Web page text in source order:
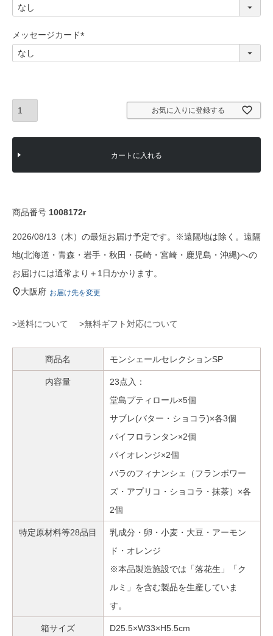
必
メッセージカード
必
お気に入りに登録する
カートに入れる
商品番号 1008172r
2026/08/13（木）の最短お届け予定です。※遠隔地は除く。遠隔
地(北海道・青森・岩手・秋田・長崎・宮崎・鹿児島・沖縄)への
お届けには通常より＋1日かかります。
大阪府 お届け先を変更
>送料について >無料ギフト対応について
商品名 モンシェールセレクションSP
内容量
23点入：
堂島プティロール×5個
サブレ(バター・ショコラ)×各3個
パイフロランタン×2個
パイオレンジ×2個
バラのフィナンシェ（フランボワー
ズ・アプリコ・ショコラ・抹茶）×各
2個
特定原材料等28品目
乳成分・卵・小麦・大豆・アーモン
ド・オレンジ
※本品製造施設では「落花生」「ク
ルミ」を含む製品を生産していま
す。
箱サイズ D25.5×W33×H5.5cm